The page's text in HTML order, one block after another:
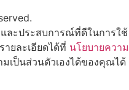
ละประสบการณ์ที่ดีในการใช้
ยละเอียดได้ที่ นโยบายความ
เป็นส่วนตัวเองได้ของคุณได้